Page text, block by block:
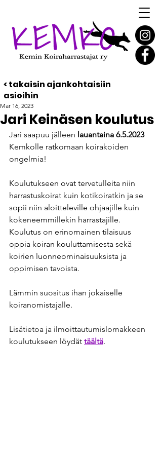
< takaisin ajankohtaisiin
asioihin
Jari Keinäsen koulutus
Mar 16, 2023
Jari saapuu jälleen lauantaina 6.5.2023
Kemkolle ratkomaan koirakoiden
ongelmia!
Koulutukseen ovat tervetulleita niin
harrastuskoirat kuin kotikoiratkin ja se
sopii niin aloitteleville ohjaajille kuin
kokeneemmillekin harrastajille.
Koulutus on erinomainen tilaisuus
oppia koiran kouluttamisesta sekä
koirien luonneominaisuuksista ja
oppimisen tavoista.
Lämmin suositus ihan jokaiselle
koiranomistajalle.
Lisätietoa ja ilmoittautumislomakkeen
koulutukseen löydät täältä.